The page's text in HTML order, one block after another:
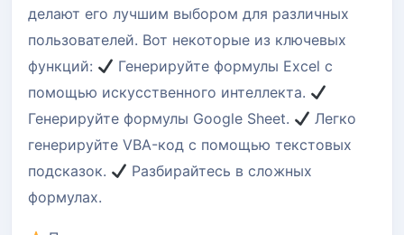
делают его лучшим выбором для различных
пользователей. Вот некоторые из ключевых
функций:
Генерируйте формулы Excel с
помощью искусственного интеллекта.
Генерируйте формулы Google Sheet.
Легко
генерируйте VBA-код с помощью текстовых
подсказок.
Разбирайтесь в сложных
формулах.